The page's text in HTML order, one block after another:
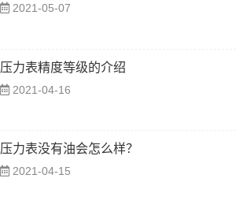
2021-05-07
压力表精度等级的介绍
2021-04-16
压力表没有油会怎么样？
2021-04-15